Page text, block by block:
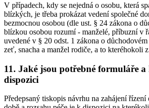
V případech, kdy se nejedná o osobu, která
blízkých, je třeba prokázat vedení společné
bezmocnou osobou (dle ust. § 24 zákona o
blízkou osobou rozumí - manželé, příbuzní v
uvedené v § 20 odst. 1 zákona o
zeť, snacha a manžel rodiče, a to kteréhokoli
11. Jaké jsou potřebné formuláře a
dispozici
Předepsaný tiskopis návrhu na zahájení